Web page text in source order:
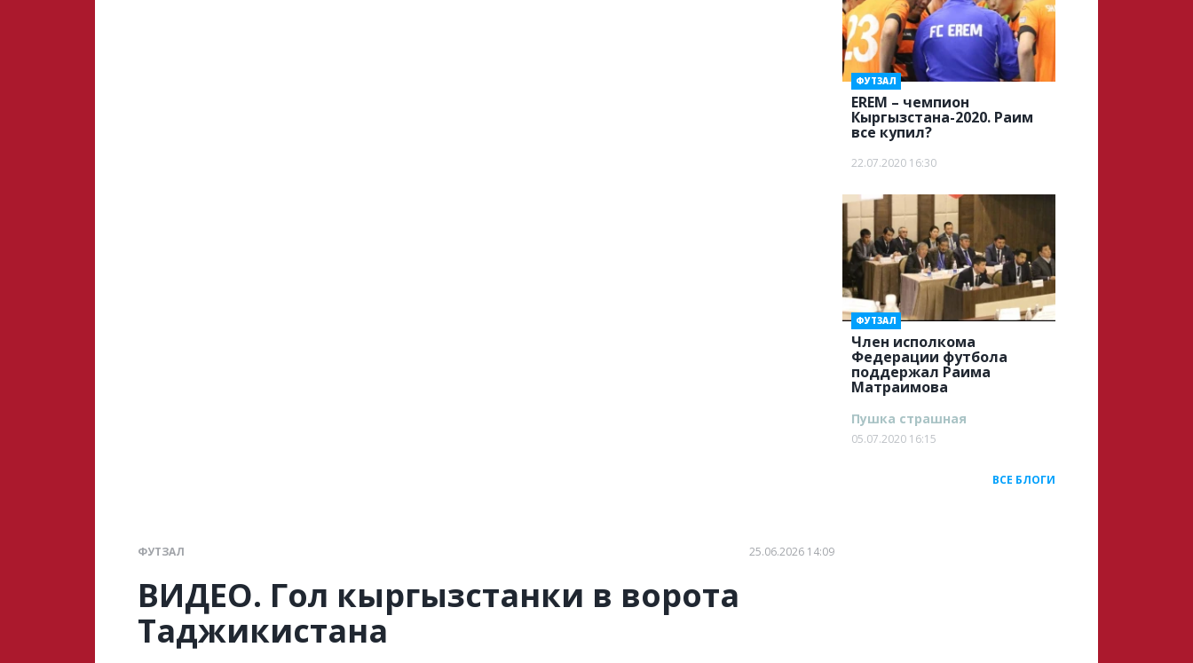
EREM – чемпион
Кыргызстана-2020. Раим
все купил?
ФУТЗАЛ
22.07.2020 16:30
Член исполкома
Федерации футбола
поддержал Раима
Матраимова
ФУТЗАЛ
Пушка страшная
05.07.2020 16:15
ВСЕ БЛОГИ
ФУТЗАЛ 25.06.2026 14:09
ВИДЕО. Гол кыргызстанки в ворота
Таджикистана